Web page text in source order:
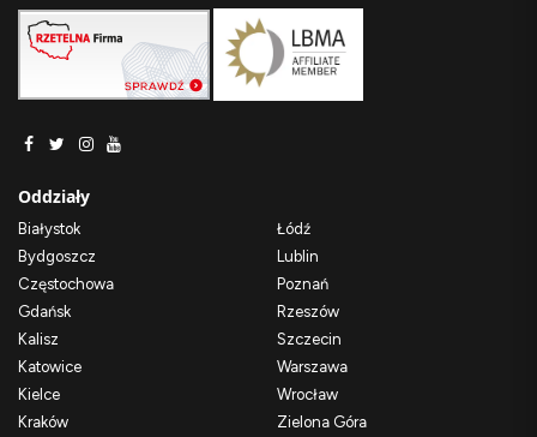
Oddziały
Białystok
Bydgoszcz
Częstochowa
Gdańsk
Kalisz
Katowice
Kielce
Kraków
Łódź
Lublin
Poznań
Rzeszów
Szczecin
Warszawa
Wrocław
Zielona Góra